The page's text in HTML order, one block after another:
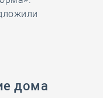
дома